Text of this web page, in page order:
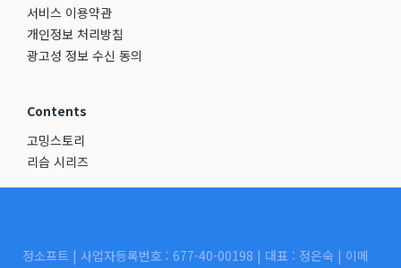
서비스 이용약관
개인정보 처리방침
광고성 정보 수신 동의
Contents
고밍스토리
리습 시리즈
정소프트 | 사업자등록번호 : 677-40-00198 | 대표 : 정은숙 | 이메